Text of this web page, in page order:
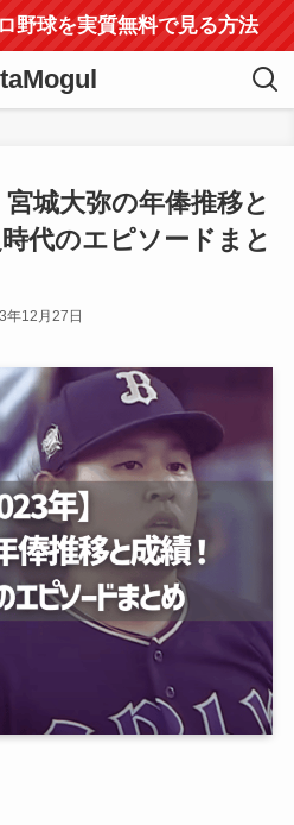
野球を実質無料で見る方法
宮城大弥の年俸推移と
代のエピソードまと
年12月27日